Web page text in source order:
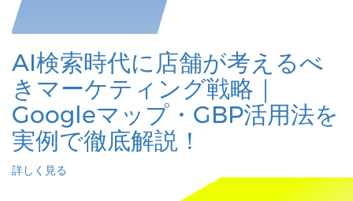
AI検索時代に店舗が考えるべ
きマーケティング戦略｜
Googleマップ・GBP活用法を
実例で徹底解説！
詳しく見る